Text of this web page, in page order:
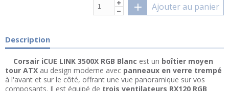
Ajouter au panier
Description
Corsair iCUE LINK 3500X RGB Blanc est un boîtier moyen
tour ATX au design moderne avec panneaux en verre trempé
à l'avant et sur le côté, offrant une vue panoramique sur vos
composants. Il est équipé de trois ventilateurs RX120 RGB